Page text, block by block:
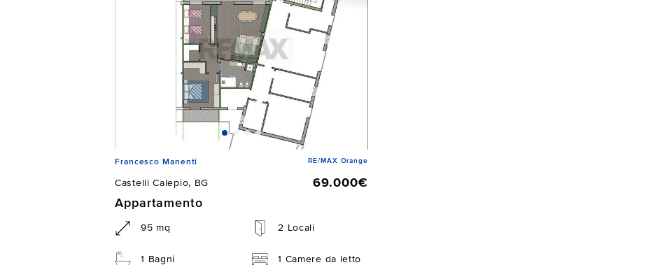
Francesco Manenti RE/MAX Orange
Castelli Calepio, BG
69.000€
Appartamento
95 mq 2 Locali
1 Bagni 1 Camere da letto